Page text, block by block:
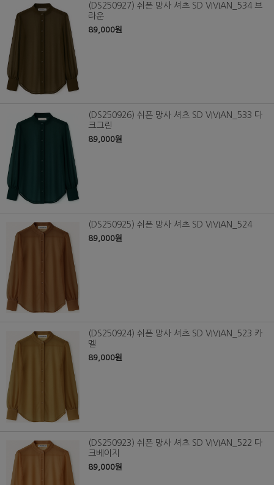
(DS250927) 쉬폰 망사 셔츠 SD VIVIAN_534 브
라운
89,000원
(DS250926) 쉬폰 망사 셔츠 SD VIVIAN_533 다
크그린
89,000원
(DS250925) 쉬폰 망사 셔츠 SD VIVIAN_524
89,000원
(DS250924) 쉬폰 망사 셔츠 SD VIVIAN_523 카
멜
89,000원
(DS250923) 쉬폰 망사 셔츠 SD VIVIAN_522 다
크베이지
89,000원